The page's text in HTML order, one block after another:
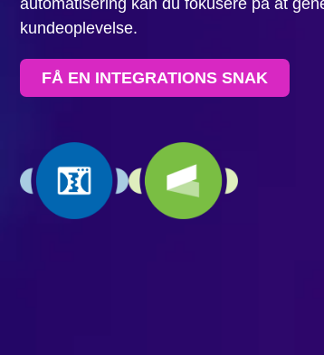
kundeoplevelse.
FÅ EN INTEGRATIONS SNAK